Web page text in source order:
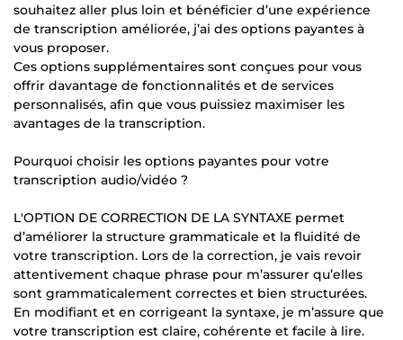
souhaitez aller plus loin et bénéficier d’une expérience
de transcription améliorée, j’ai des options payantes à
vous proposer.
Ces options supplémentaires sont conçues pour vous
offrir davantage de fonctionnalités et de services
personnalisés, afin que vous puissiez maximiser les
avantages de la transcription.
Pourquoi choisir les options payantes pour votre
transcription audio/vidéo ?
L'OPTION DE CORRECTION DE LA SYNTAXE permet
d’améliorer la structure grammaticale et la fluidité de
votre transcription. Lors de la correction, je vais revoir
attentivement chaque phrase pour m’assurer qu’elles
sont grammaticalement correctes et bien structurées.
En modifiant et en corrigeant la syntaxe, je m’assure que
votre transcription est claire, cohérente et facile à lire.